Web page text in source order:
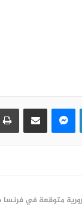
لينكدإنماسنجر مشاركة عبر البريد